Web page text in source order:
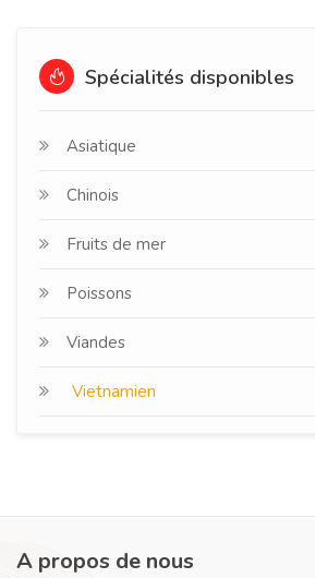
Spécialités disponibles
Asiatique
Chinois
Fruits de mer
Poissons
Viandes
Vietnamien
A propos de nous